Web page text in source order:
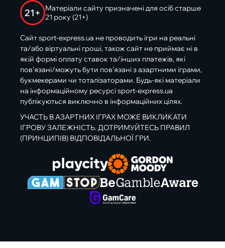
21+
Матеріали сайту призначені для осіб старше
21 року (21+)
Сайт sport-express.ua не проводить ігри на реальні
та/або віртуальні гроші, також сайт не приймає ні в
якій формі оплату ставок та/інших платежів, які
пов’язані/можуть бути пов’язані з азартними іграми,
букмекерами чи тоталізаторами. Будь-які матеріали
на інформаційному ресурсі sport-express.ua
публікуються виключно в інформаційних цілях.
УЧАСТЬ В АЗАРТНИХ ІГРАХ МОЖЕ ВИКЛИКАТИ
ІГРОВУ ЗАЛЕЖНІСТЬ. ДОТРИМУЙТЕСЬ ПРАВИЛ
(ПРИНЦИПІВ) ВІДПОВІДАЛЬНОЇ ГРИ.